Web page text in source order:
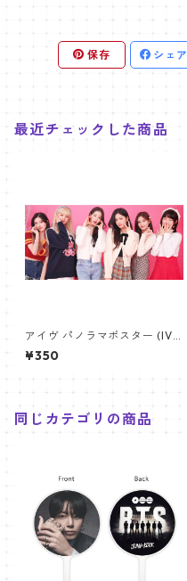
保存 シェア
最近チェックした商品
アイヴ パノラマポスター (IVE
Poster) 700*330mm 【IVE-
01】
¥350
同じカテゴリの商品